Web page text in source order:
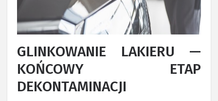
GLINKOWANIE LAKIERU —
KOŃCOWY ETAP
DEKONTAMINACJI